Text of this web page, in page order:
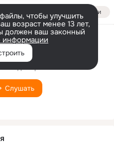
Войти
чтобы улучшить
возраст менее 13 лет,
должен ваш законный
информации
друг
Слушать